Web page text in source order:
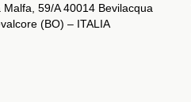
Malfa, 59/A 40014 Bevilacqua
(BO) – ITALIA